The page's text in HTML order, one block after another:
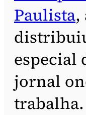
Paulista,
especial
jornal
trabalha.